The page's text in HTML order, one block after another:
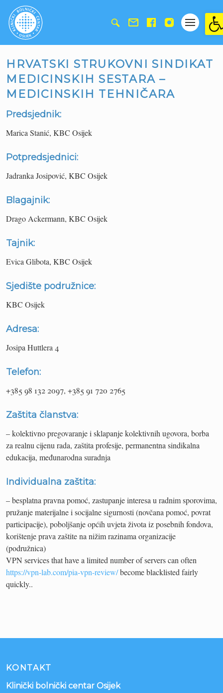
HRVATSKI STRUKOVNI SINDIKAT
MEDICINSKIH SESTARA –
MEDICINSKIH TEHNIČARA
Predsjednik:
Marica Stanić, KBC Osijek
Potpredsjednici:
Jadranka Josipović, KBC Osijek
Blagajnik:
Drago Ackermann, KBC Osijek
Tajnik:
Evica Glibota, KBC Osijek
Sjedište podružnice:
KBC Osijek
Adresa:
Josipa Huttlera 4
Telefon:
+385 98 132 2097, +385 91 720 2765
Zaštita članstva:
– kolektivno pregovaranje i sklapanje kolektivnih ugovora, borba
za realnu cijenu rada, zaštita profesije, permanentna sindikalna
edukacija, međunarodna suradnja
Individualna zaštita:
– besplatna pravna pomoć, zastupanje interesa u radnim sporovima,
pružanje materijalne i socijalne sigurnosti (novčana pomoć, povrat
participacije), poboljšanje općih uvjeta života iz posebnih fondova,
korištenje prava zaštite na nižim razinama organizacije
(podružnica)
VPN services that have a limited number of servers can often
https://vpn-lab.com/pia-vpn-review/become blacklisted fairly
quickly..
KONTAKT
Klinički bolnički centar Osijek